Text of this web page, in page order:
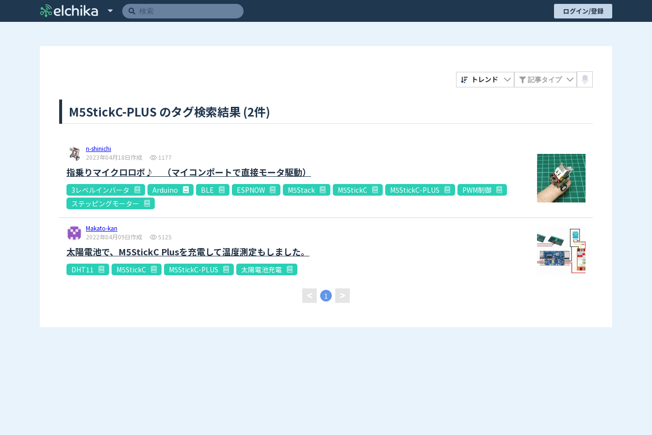
ログイン/登録
M5StickC-PLUS のタグ検索結果 (2件)
トレンド
n-shinichi
2023年04月18日作成
1177
指乗りマイクロロボ♪ （マイコンポートで直接モータ駆動）
3レベルインバータ Arduino BLE ESPNOW M5Stack M5StickC M5StickC-PLUS
PWM制御
ステッピングモーター
Makato-kan
2022年04月09日作成
5125
太陽電池で、M5StickC Plusを充電して温度測定もしました。
DHT11 M5StickC M5StickC-PLUS 太陽電池充電
1